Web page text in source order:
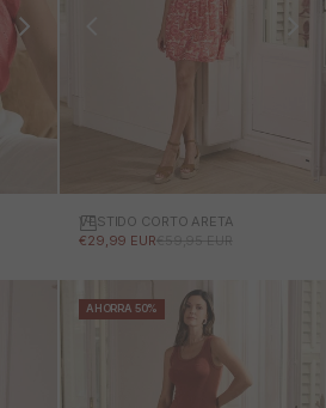
VESTIDO CORTO ARETA
PRECIO DE OFERTA
€29,99 EURPRECIO NORMAL
€59,95 EUR
AHORRA 50%